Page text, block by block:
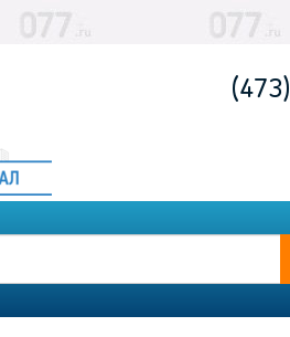
(473)